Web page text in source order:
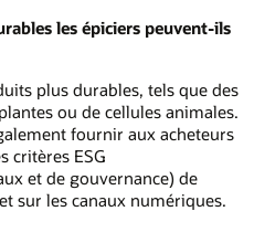
les épiciers peuvent-ils
plus durables, tels que des
ou de cellules animales.
fournir aux acheteurs
critères ESG
et de gouvernance) de
sur les canaux numériques.